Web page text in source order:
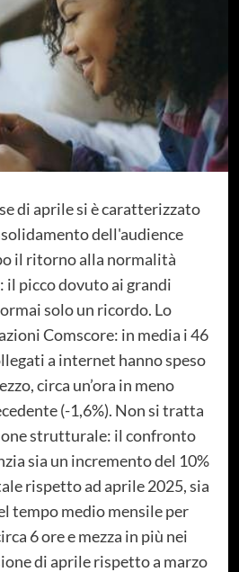
di aprile si è caratterizzato
dell'audience
il ritorno alla normalità
il picco dovuto ai grandi
solo un ricordo. Lo
Comscore: in media i 46
a internet hanno speso
circa un’ora in meno
(-1,6%). Non si tratta
strutturale: il confronto
sia un incremento del 10%
rispetto ad aprile 2025, sia
tempo medio mensile per
6 ore e mezza in più nei
di aprile rispetto a marzo